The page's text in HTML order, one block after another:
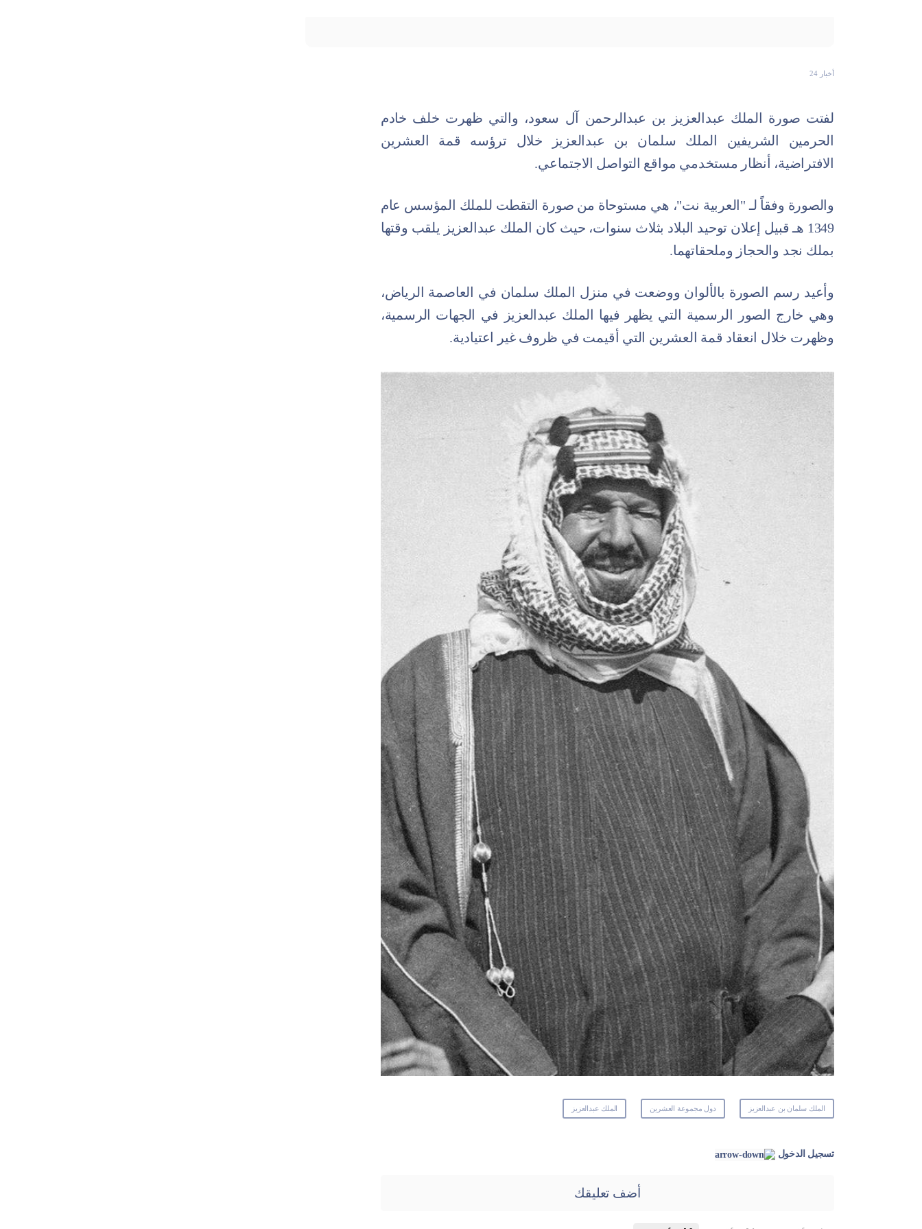
أخبار 24
لفتت صورة الملك عبدالعزيز بن عبدالرحمن آل سعود، والتي ظهرت خلف خادم
الحرمين الشريفين الملك سلمان بن عبدالعزيز خلال ترؤسه قمة العشرين
الافتراضية، أنظار مستخدمي مواقع التواصل الاجتماعي.
والصورة وفقاً لـ "العربية نت"، هي مستوحاة من صورة التقطت للملك المؤسس عام
1349 هـ قبيل إعلان توحيد البلاد بثلاث سنوات، حيث كان الملك عبدالعزيز يلقب وقتها
بملك نجد والحجاز وملحقاتهما.
وأعيد رسم الصورة بالألوان ووضعت في منزل الملك سلمان في العاصمة الرياض،
وهي خارج الصور الرسمية التي يظهر فيها الملك عبدالعزيز في الجهات الرسمية،
وظهرت خلال انعقاد قمة العشرين التي أقيمت في ظروف غير اعتيادية.
الملك سلمان بن عبدالعزيز دول مجموعة العشرين الملك عبدالعزيز
تسجيل الدخول
أضف تعليقك